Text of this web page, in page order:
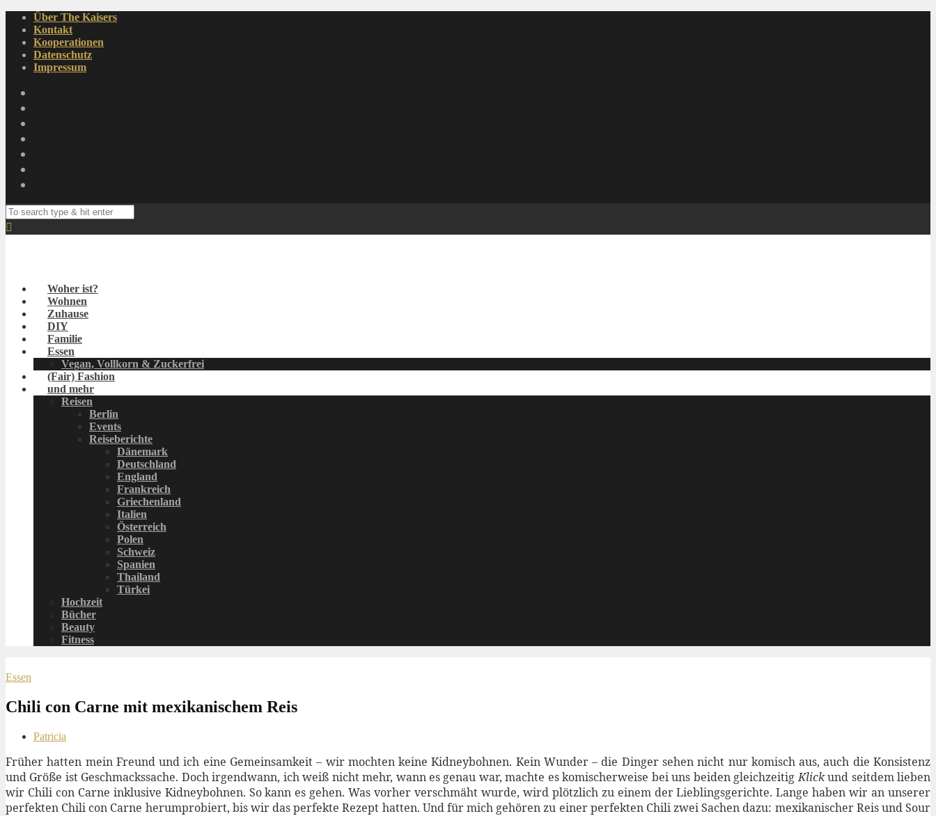
Über The Kaisers
Kontakt
Kooperationen
Datenschutz
Impressum
Woher ist?
Wohnen
Zuhause
DIY
Familie
Essen
Vegan, Vollkorn & Zuckerfrei
(Fair) Fashion
und mehr
Reisen
Berlin
Events
Reiseberichte
Dänemark
Deutschland
England
Frankreich
Griechenland
Italien
Österreich
Polen
Schweiz
Spanien
Thailand
Türkei
Hochzeit
Bücher
Beauty
Fitness
Essen
Chili con Carne mit mexikanischem Reis
Patricia
Früher hatten mein Freund und ich eine Gemeinsamkeit – wir mochten keine Kidneybohnen. Kein Wunder – die Dinger sehen nicht nur komisch aus, auch die Konsistenz
und Größe ist Geschmackssache. Doch irgendwann, ich weiß nicht mehr, wann es genau war, machte es komischerweise bei uns beiden gleichzeitigKlickund seitdem lieben
wir Chili con Carne inklusive Kidneybohnen. So kann es gehen. Was vorher verschmäht wurde, wird plötzlich zu einem der Lieblingsgerichte. Lange haben wir an unserer
perfekten Chili con Carne herumprobiert, bis wir das perfekte Rezept hatten. Und für mich gehören zu einer perfekten Chili zwei Sachen dazu: mexikanischer Reis und Sour